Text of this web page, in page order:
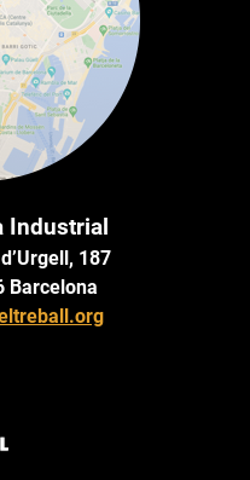
Industrial
187
Barcelona